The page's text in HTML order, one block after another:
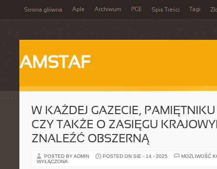
Strona główna Aple Archiwum PGE Spis Treści Tagi
AMSTAF
W KAŻDEJ GAZECIE,
CZY TAKŻE O ZASIĘGU
ZNALEŹĆ OBSZERNĄ
POSTED BY ADMIN POSTED ON SIE - 14 - 2025
MOŻLIWOŚĆ
WYŁĄCZONA